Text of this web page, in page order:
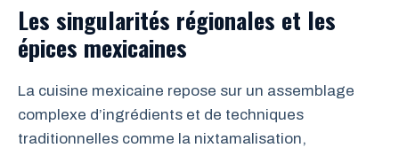
Les singularités régionales et les
épices mexicaines
La cuisine mexicaine repose sur un assemblage
complexe d’ingrédients et de techniques
traditionnelles comme la nixtamalisation,